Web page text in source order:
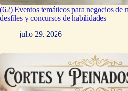
(62) Eventos temáticos para negocios de
desfiles y concursos de habilidades
julio 29, 2026